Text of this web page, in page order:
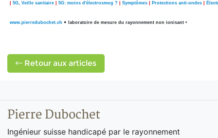
5G, Veille sanitaire 5G: moins d'électrosmog ? Symptômes Protections anti-ondes
www.pierredubochet.ch • laboratoire de mesure du rayonnement non ionisant •
Retour aux articles
Pierre Dubochet
Ingénieur suisse handicapé par le rayonnement